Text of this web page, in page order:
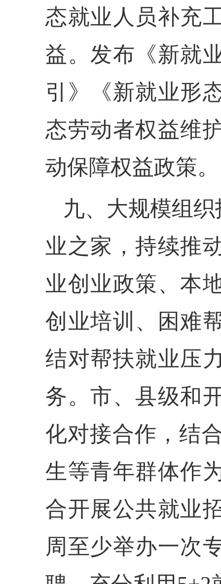
态就业人员补充
益。发布《新就
引》《新就业形
态劳动者权益维
动保障权益政策。
九、大规模组
业之家，持续推
业创业政策、本
创业培训、困难
结对帮扶就业压
务。市、县级和
化对接合作，结
生等青年群体作
合开展公共就业
周至少举办一次